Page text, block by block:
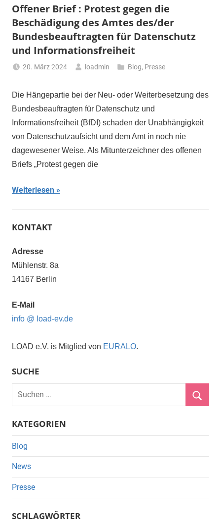
Offener Brief : Protest gegen die
Beschädigung des Amtes des/der
Bundesbeauftragten für Datenschutz
und Informationsfreiheit
20. März 2024 loadmin Blog, Presse
Die Hängepartie bei der Neu- oder Weiterbesetzung des
Bundesbeauftragten für Datenschutz und
Informationsfreiheit (BfDI) schaden der Unabhängigkeit
von Datenschutzaufsicht und dem Amt in noch nie
dagewesener Weise. Als Mitunterzeichner des offenen
Briefs „Protest gegen die
Weiterlesen
KONTAKT
Adresse
Mühlenstr. 8a
14167 Berlin
E-Mail
info @ load-ev.de
LOAD e.V. is Mitglied von EURALO.
SUCHE
Suchen
KATEGORIEN
Blog
News
Presse
SCHLAGWÖRTER